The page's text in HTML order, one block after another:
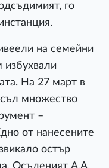
го
на семейни
избухвали
На 27 март в
множество
–
от нанесените
остър
Осъденият А.А.